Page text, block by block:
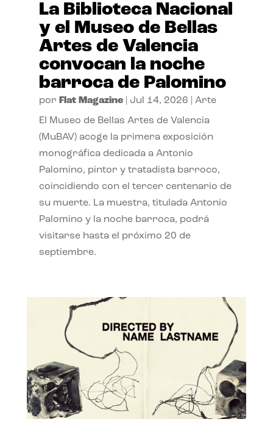
La Biblioteca Nacional
y el Museo de Bellas
Artes de Valencia
convocan la noche
barroca de Palomino
por Flat Magazine| Jul 14, 2026 Arte
El Museo de Bellas Artes de Valencia
(MuBAV) acoge la primera exposición
monográfica dedicada a Antonio
Palomino, pintor y tratadista barroco,
coincidiendo con el tercer centenario de
su muerte. La muestra, titulada Antonio
Palomino y la noche barroca, podrá
visitarse hasta el próximo 20 de
septiembre.